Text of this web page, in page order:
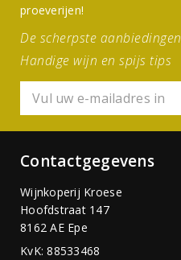
proeverijen!
De scherpste aanbiedingen
Handige wijn en spijs tips
Contactgegevens
Wijnkoperij Kroese
Hoofdstraat 147
8162 AE Epe
KvK: 88533468